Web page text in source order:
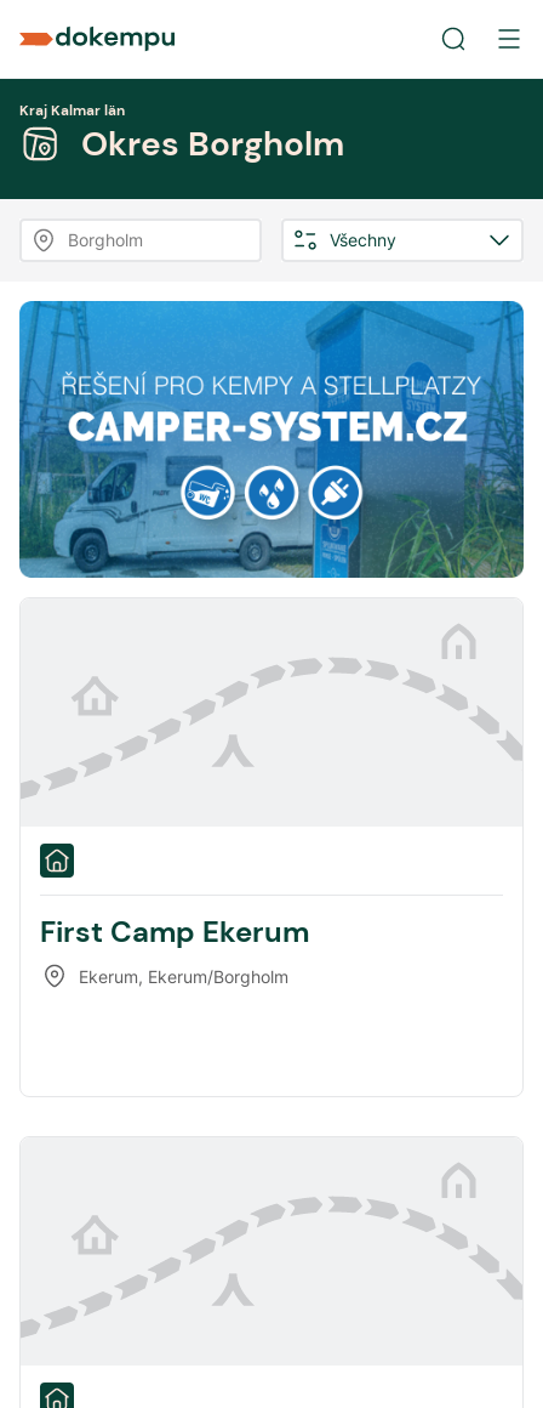
Kraj Kalmar län
Okres Borgholm
Borgholm Všechny
First Camp Ekerum
Ekerum, Ekerum/Borgholm